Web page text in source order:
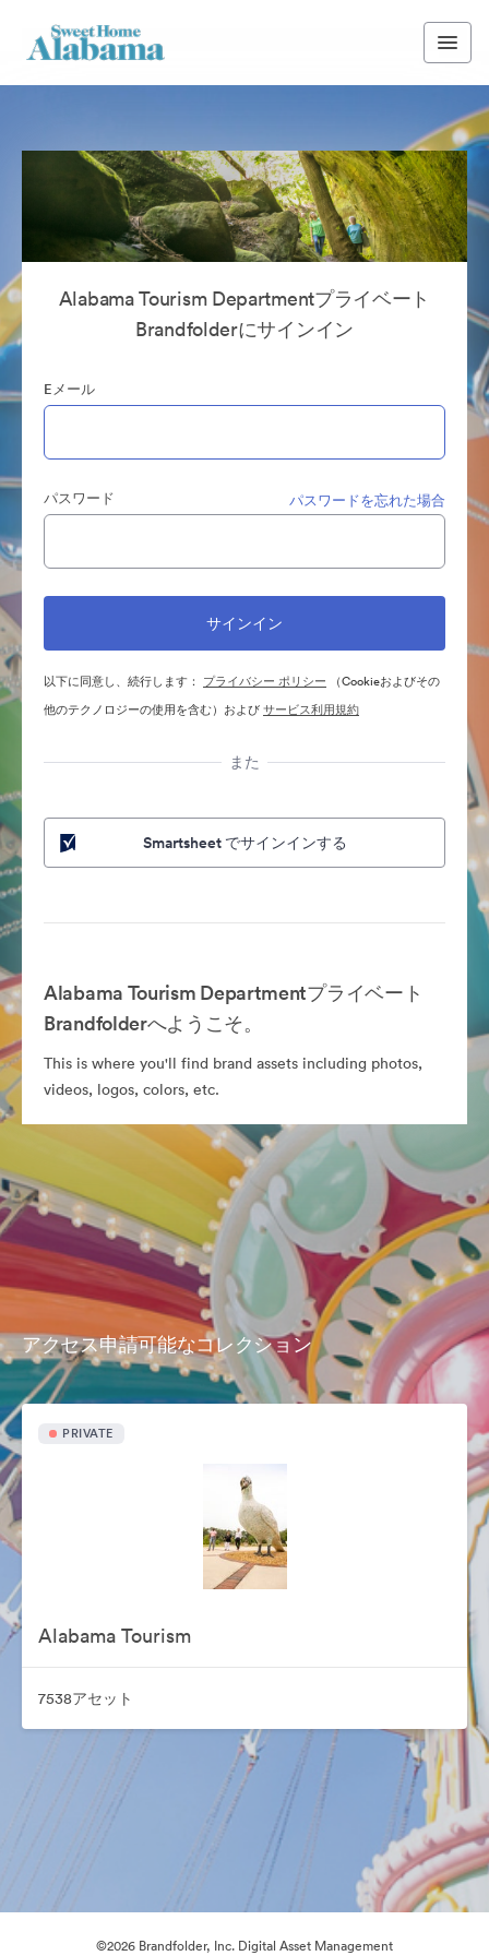
Alabama Tourism Departmentプライベート
Brandfolderにサインイン
Eメール
パスワード パスワードを忘れた場合
以下に同意し、続行します： プライバシー ポリシー （Cookieおよびその
他のテクノロジーの使用を含む）およびサービス利用規約
また
Smartsheet でサインインする
Alabama Tourism Departmentプライベート
Brandfolderへようこそ。
This is where you'll find brand assets including photos,
videos, logos, colors, etc.
アクセス申請可能なコレクション
PRIVATE
Alabama Tourism
7538アセット
©2026 Brandfolder, Inc. Digital Asset Management